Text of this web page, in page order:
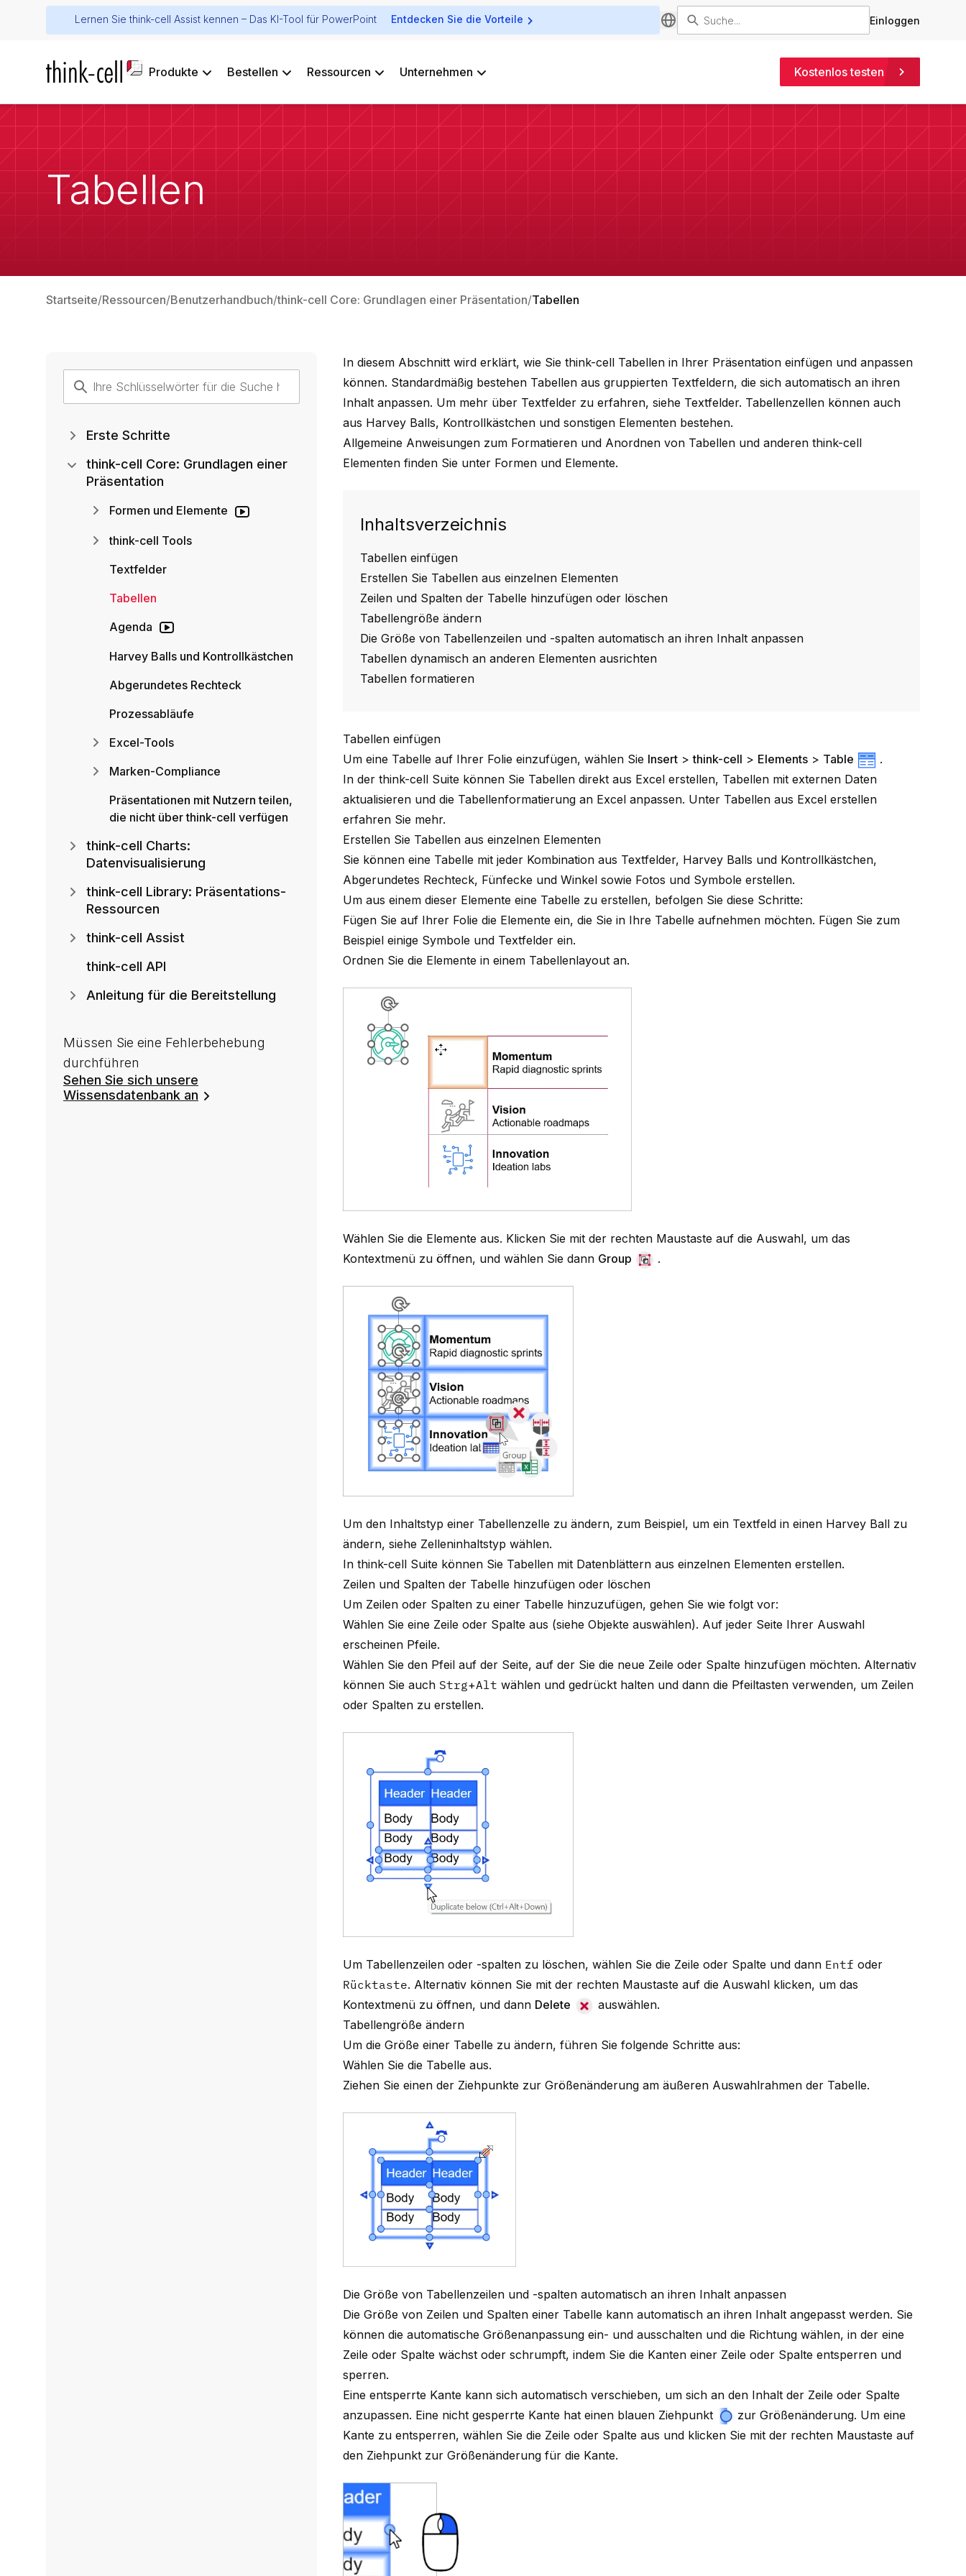
Lernen Sie think-cell Assist kennen – Das KI-Tool für PowerPoint Entdecken Sie die Vorteile Einloggen
Produkte Bestellen Ressourcen Unternehmen Kostenlos testen
Tabellen
Startseite Ressourcen Benutzerhandbuch think-cell Core: Grundlagen einer Präsentation Tabellen
In diesem Abschnitt wird erklärt, wie Siethink-cell Tabellen in Ihrer Präsentation einfügen und anpassen
können. Standardmäßig bestehen Tabellen aus gruppierten Textfeldern, die sich automatisch an ihren
Inhalt anpassen. Um mehr über Textfelder zu erfahren, siehe Textfelder. Tabellenzellen können auch
aus Harvey Balls, Kontrollkästchen und sonstigen Elementen bestehen.
Allgemeine Anweisungen zum Formatieren und Anordnen von Tabellen und anderenthink-cell
Elementen finden Sie unter Formen und Elemente.
Inhaltsverzeichnis
Tabellen einfügen
Erstellen Sie Tabellen aus einzelnen Elementen
Zeilen und Spalten der Tabelle hinzufügen oder löschen
Tabellengröße ändern
Die Größe von Tabellenzeilen und -spalten automatisch an ihren Inhalt anpassen
Tabellen dynamisch an anderen Elementen ausrichten
Tabellen formatieren
Tabellen einfügen
Um eine Tabelle auf Ihrer Folie einzufügen, wählen Sie Insert >think-cell > Elements > Table
.
In derthink-cell Suite können Sie Tabellen direkt aus Excel erstellen, Tabellen mit externen Daten
aktualisieren und die Tabellenformatierung an Excel anpassen. Unter Tabellen aus Excel erstellen
erfahren Sie mehr.
Erstellen Sie Tabellen aus einzelnen Elementen
Sie können eine Tabelle mit jeder Kombination aus Textfelder, Harvey Balls und Kontrollkästchen,
Abgerundetes Rechteck, Fünfecke und Winkel sowie Fotos und Symbole erstellen.
Um aus einem dieser Elemente eine Tabelle zu erstellen, befolgen Sie diese Schritte:
Fügen Sie auf Ihrer Folie die Elemente ein, die Sie in Ihre Tabelle aufnehmen möchten. Fügen Sie zum
Beispiel einige Symbole und Textfelder ein.
Ordnen Sie die Elemente in einem Tabellenlayout an.
Wählen Sie die Elemente aus. Klicken Sie mit der rechten Maustaste auf die Auswahl, um das
Kontextmenü zu öffnen, und wählen Sie dann Group .
Um den Inhaltstyp einer Tabellenzelle zu ändern, zum Beispiel, um ein Textfeld in einen Harvey Ball zu
ändern, siehe Zelleninhaltstyp wählen.
Inthink-cell Suite können Sie Tabellen mit Datenblättern aus einzelnen Elementen erstellen.
Zeilen und Spalten der Tabelle hinzufügen oder löschen
Um Zeilen oder Spalten zu einer Tabelle hinzuzufügen, gehen Sie wie folgt vor:
Wählen Sie eine Zeile oder Spalte aus (sieheObjekte auswählen). Auf jeder Seite Ihrer Auswahl
erscheinen Pfeile.
Wählen Sie den Pfeil auf der Seite, auf der Sie die neue Zeile oder Spalte hinzufügen möchten. Alternativ
können Sie auch Strg+Alt wählen und gedrückt halten und dann die Pfeiltasten verwenden, um Zeilen
oder Spalten zu erstellen.
Um Tabellenzeilen oder -spalten zu löschen, wählen Sie die Zeile oder Spalte und dann Entf oder
Rücktaste. Alternativ können Sie mit der rechten Maustaste auf die Auswahl klicken, um das
Kontextmenü zu öffnen, und dann Delete
auswählen.
Tabellengröße ändern
Um die Größe einer Tabelle zu ändern, führen Sie folgende Schritte aus:
Wählen Sie die Tabelle aus.
Ziehen Sie einen der Ziehpunkte zur Größenänderung am äußeren Auswahlrahmen der Tabelle.
Die Größe von Tabellenzeilen und -spalten automatisch an ihren Inhalt anpassen
Die Größe von Zeilen und Spalten einer Tabelle kann automatisch an ihren Inhalt angepasst werden. Sie
können die automatische Größenanpassung ein- und ausschalten und die Richtung wählen, in der eine
Zeile oder Spalte wächst oder schrumpft, indem Sie die Kanten einer Zeile oder Spalte entsperren und
sperren.
Eine entsperrte Kante kann sich automatisch verschieben, um sich an den Inhalt der Zeile oder Spalte
anzupassen. Eine nicht gesperrte Kante hat einen blauen Ziehpunkt zur Größenänderung. Um eine
Kante zu entsperren, wählen Sie die Zeile oder Spalte aus und klicken Sie mit der rechten Maustaste auf
den Ziehpunkt zur Größenänderung für die Kante.
Erste Schritte
think-cell Core: Grundlagen einer
Präsentation
Formen und Elemente
think-cell Tools
Textfelder
Tabellen
Agenda
Harvey Balls und Kontrollkästchen
Abgerundetes Rechteck
Prozessabläufe
Excel-Tools
Marken-Compliance
Präsentationen mit Nutzern teilen,
die nicht über think-cell verfügen
think-cell Charts:
Datenvisualisierung
think-cell Library: Präsentations-
Ressourcen
think-cell Assist
think-cell API
Anleitung für die Bereitstellung
Müssen Sie eine Fehlerbehebung
durchführen
Sehen Sie sich unsere
Wissensdatenbank an